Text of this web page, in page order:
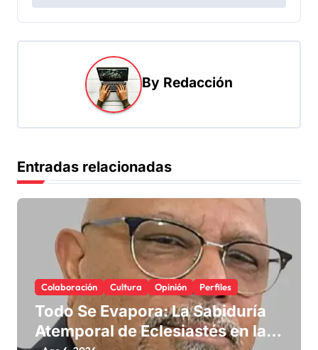
a
c
e
e
a
d
a
By Redacción
Entradas relacionadas
Colaboración Cultura Opinión Perfiles
Todo Se Evapora: La Sabiduría
Atemporal de Eclesiastés en la